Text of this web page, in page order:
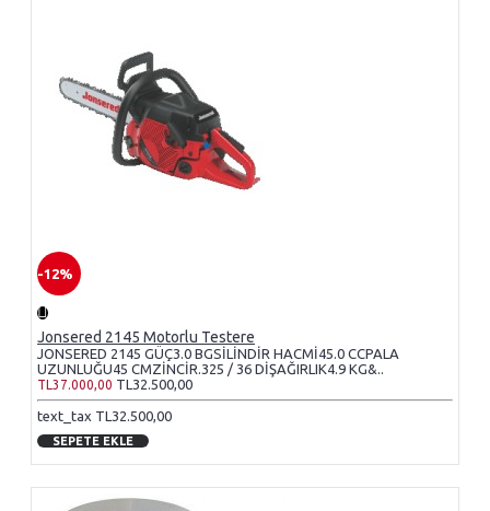
-12%
Jonsered 2145 Motorlu Testere
JONSERED 2145 GÜÇ3.0 BGSİLİNDİR HACMİ45.0 CCPALA
UZUNLUĞU45 CMZİNCİR.325 / 36 DİŞAĞIRLIK4.9 KG&..
TL37.000,00 TL32.500,00
text_tax TL32.500,00
SEPETE EKLE